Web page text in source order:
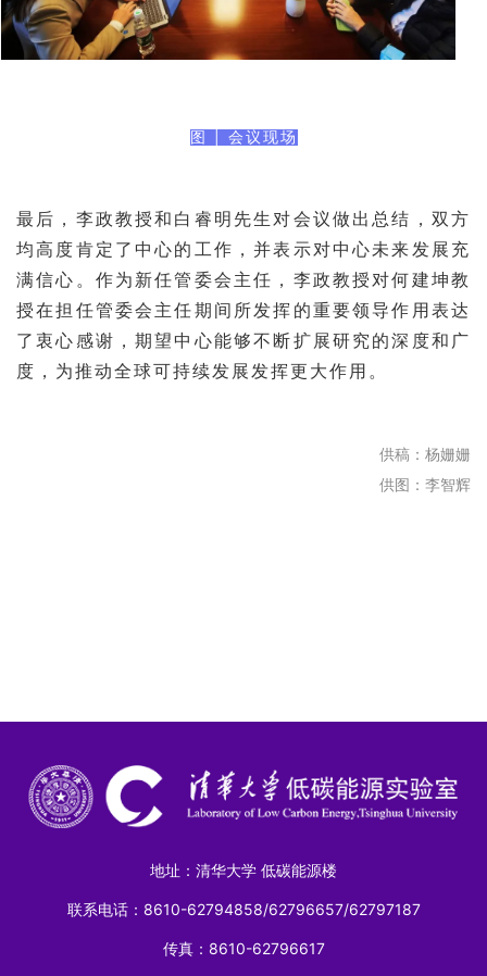
图 会议现场
最后，李政教授和白睿明先生对会议做出总结，双方
均高度肯定了中心的工作，并表示对中心未来发展充
满信心。作为新任管委会主任，李政教授对何建坤教
授在担任管委会主任期间所发挥的重要领导作用表达
了衷心感谢，期望中心能够不断扩展研究的深度和广
度，为推动全球可持续发展发挥更大作用。
供稿：杨姗姗
供图：李智辉
地址：清华大学 低碳能源楼
联系电话：8610-62794858/62796657/62797187
传真：8610-62796617